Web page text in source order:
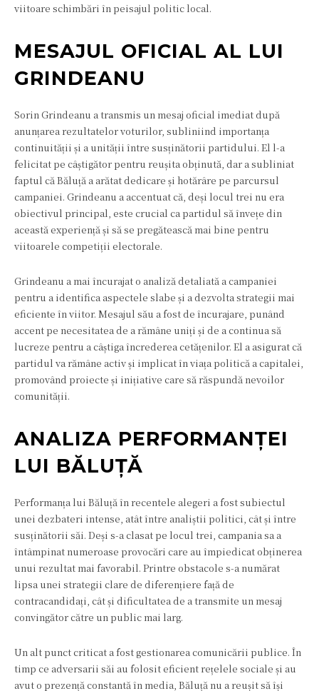
viitoare schimbări în peisajul politic local.
MESAJUL OFICIAL AL LUI
GRINDEANU
Sorin Grindeanu a transmis un mesaj oficial imediat după
anunțarea rezultatelor voturilor, subliniind importanța
continuității și a unității între susținătorii partidului. El l-a
felicitat pe câștigător pentru reușita obținută, dar a subliniat
faptul că Băluță a arătat dedicare și hotărâre pe parcursul
campaniei. Grindeanu a accentuat că, deși locul trei nu era
obiectivul principal, este crucial ca partidul să învețe din
această experiență și să se pregătească mai bine pentru
viitoarele competiții electorale.
Grindeanu a mai încurajat o analiză detaliată a campaniei
pentru a identifica aspectele slabe și a dezvolta strategii mai
eficiente în viitor. Mesajul său a fost de încurajare, punând
accent pe necesitatea de a rămâne uniți și de a continua să
lucreze pentru a câștiga încrederea cetățenilor. El a asigurat că
partidul va rămâne activ și implicat în viața politică a capitalei,
promovând proiecte și inițiative care să răspundă nevoilor
comunității.
ANALIZA PERFORMANȚEI
LUI BĂLUȚĂ
Performanța lui Băluță în recentele alegeri a fost subiectul
unei dezbateri intense, atât între analiștii politici, cât și între
susținătorii săi. Deși s-a clasat pe locul trei, campania sa a
întâmpinat numeroase provocări care au împiedicat obținerea
unui rezultat mai favorabil. Printre obstacole s-a numărat
lipsa unei strategii clare de diferențiere față de
contracandidați, cât și dificultatea de a transmite un mesaj
convingător către un public mai larg.
Un alt punct criticat a fost gestionarea comunicării publice. În
timp ce adversarii săi au folosit eficient rețelele sociale și au
avut o prezență constantă în media, Băluță nu a reușit să își